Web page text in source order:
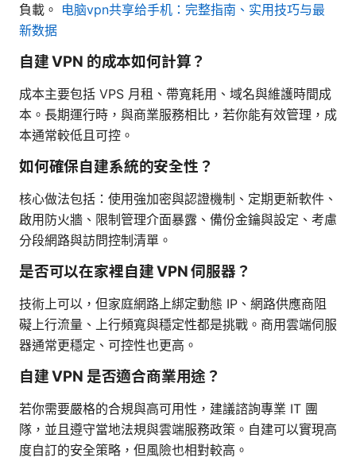
負載。 电脑vpn共享给手机：完整指南、实用技巧与最
新数据
自建 VPN 的成本如何計算？
成本主要包括 VPS 月租、帶寬耗用、域名與維護時間成
本。長期運行時，與商業服務相比，若你能有效管理，成
本通常較低且可控。
如何確保自建系統的安全性？
核心做法包括：使用強加密與認證機制、定期更新軟件、
啟用防火牆、限制管理介面暴露、備份金鑰與設定、考慮
分段網路與訪問控制清單。
是否可以在家裡自建 VPN 伺服器？
技術上可以，但家庭網路上綁定動態 IP、網路供應商阻
礙上行流量、上行頻寬與穩定性都是挑戰。商用雲端伺服
器通常更穩定、可控性也更高。
自建 VPN 是否適合商業用途？
若你需要嚴格的合規與高可用性，建議諮詢專業 IT 團
隊，並且遵守當地法規與雲端服務政策。自建可以實現高
度自訂的安全策略，但風險也相對較高。